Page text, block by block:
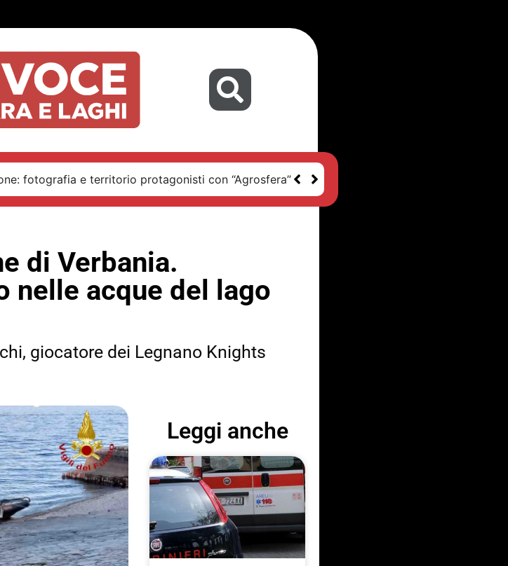
fotografia e territorio protagonisti con “Agrosfera”
di Verbania.
nelle acque del lago
giocatore dei Legnano Knights
Leggi anche